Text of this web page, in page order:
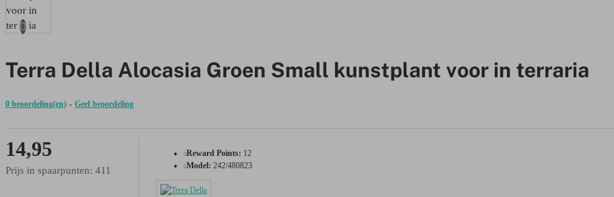
Terra Della Alocasia Groen Small kunstplant voor in terraria
0 beoordeling(en) - Geef beoordeling
14,95
Prijs in spaarpunten: 411
Reward Points: 12
Model: 242/480823